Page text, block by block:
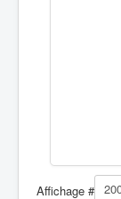
Affichage #